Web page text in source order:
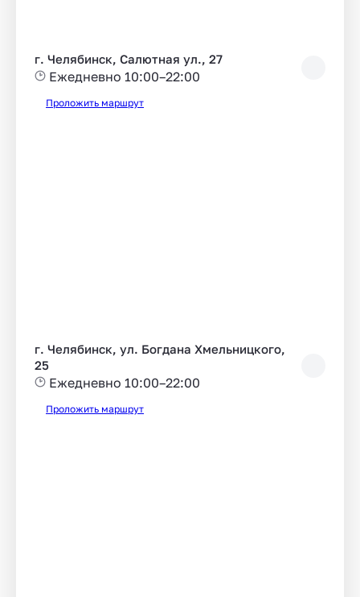
г. Челябинск, Салютная ул., 27
Ежедневно 10:00–22:00
Проложить маршрут
г. Челябинск, ул. Богдана Хмельницкого,
25
Ежедневно 10:00–22:00
Проложить маршрут